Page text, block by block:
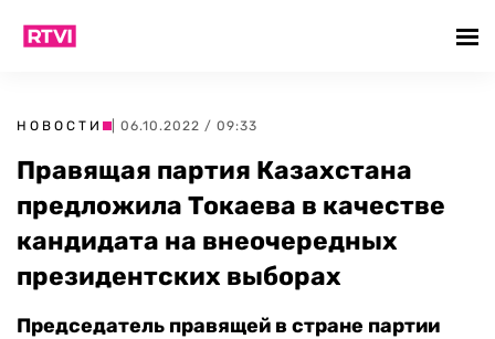
НОВОСТИ | 06.10.2022 / 09:33
Правящая партия Казахстана
предложила Токаева в качестве
кандидата на внеочередных
президентских выборах
Председатель правящей в стране партии